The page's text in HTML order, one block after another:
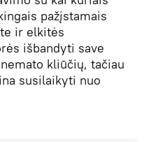
pažįstamais
ir elkitės
išbandyti save
kliūčių, tačiau
susilaikyti nuo